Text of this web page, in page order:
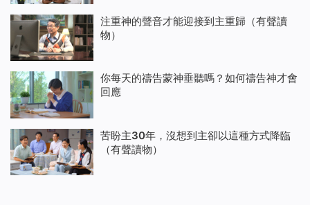
注重神的聲音才能迎接到主重歸（有聲讀
物）
你每天的禱告蒙神垂聽嗎？如何禱告神才會
回應
苦盼主30年，沒想到主卻以這種方式降臨
（有聲讀物）